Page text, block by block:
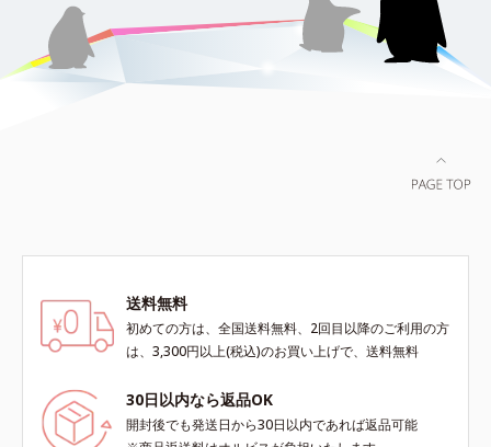
送料無料
初めての方は、全国送料無料、2回目以降のご利用の方
は、3,300円以上(税込)のお買い上げで、送料無料
30日以内なら返品OK
開封後でも発送日から30日以内であれば返品可能